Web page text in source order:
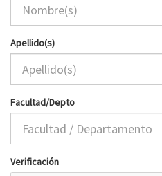
Apellido(s)
Facultad/Depto
Verificación